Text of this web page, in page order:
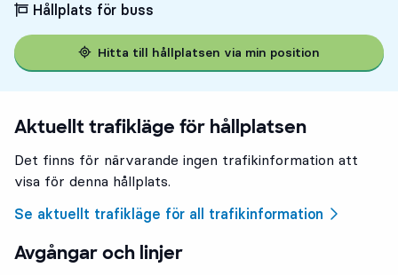
Hållplats för buss
Hitta till hållplatsen via min position
Aktuellt trafikläge för hållplatsen
Det finns för närvarande ingen trafikinformation att
visa för denna hållplats.
Se aktuellt trafikläge för all trafikinformation
Avgångar och linjer